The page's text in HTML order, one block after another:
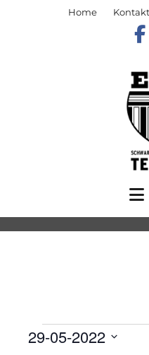
Home Kontakt
29-05-2022